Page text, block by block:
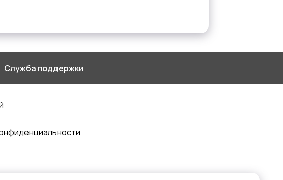
Служба поддержки